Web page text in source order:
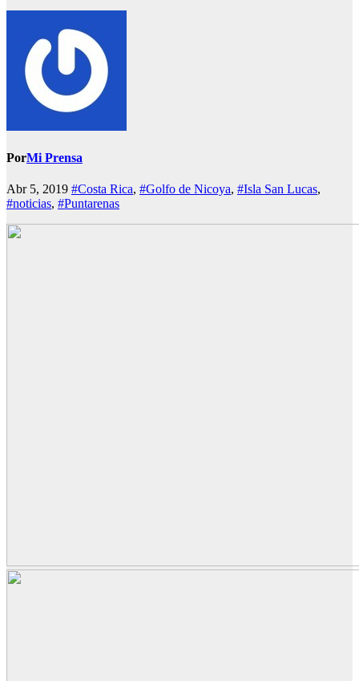
PorMi Prensa
Abr 5, 2019 #Costa Rica, #Golfo de Nicoya, #Isla San Lucas,
#noticias, #Puntarenas